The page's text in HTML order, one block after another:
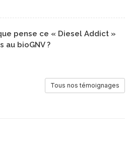
pense ce « Diesel Addict »
au bioGNV ?
Tous nos témoignages